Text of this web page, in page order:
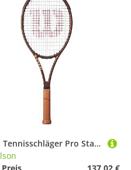
Wilson Tennisschläger Pro Staff 97UL v14, Für Herren und Damen